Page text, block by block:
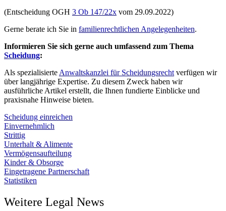
(Entscheidung OGH 3 Ob 147/22x vom 29.09.2022)
Gerne berate ich Sie in familienrechtlichen Angelegenheiten.
Informieren Sie sich gerne auch umfassend zum Thema
Scheidung:
Als spezialisierte Anwaltskanzlei für Scheidungsrecht verfügen wir
über langjährige Expertise. Zu diesem Zweck haben wir
ausführliche Artikel erstellt, die Ihnen fundierte Einblicke und
praxisnahe Hinweise bieten.
Scheidung einreichen
Einvernehmlich
Strittig
Unterhalt & Alimente
Vermögensaufteilung
Kinder & Obsorge
Eingetragene Partnerschaft
Statistiken
Weitere Legal News